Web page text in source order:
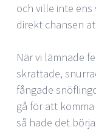
och ville inte ens
direkt chansen
När vi lämnade
skrattade,
fångade
gå för att
så hade det